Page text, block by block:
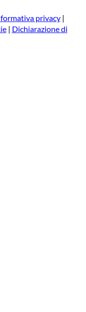
privacy|
| Dichiarazione di